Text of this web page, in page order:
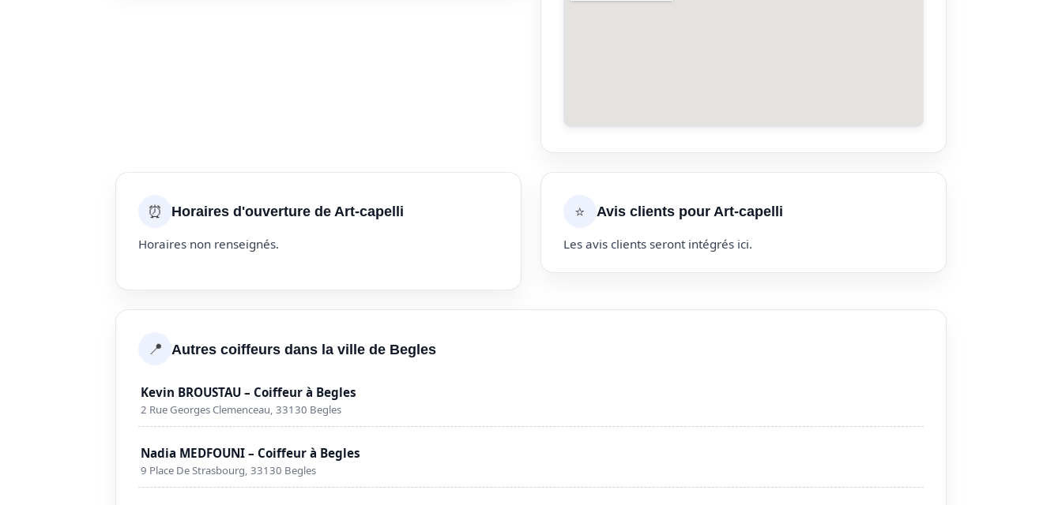
⏰ Horaires d'ouverture de Art-capelli
Horaires non renseignés.
⭐ Avis clients pour Art-capelli
Les avis clients seront intégrés ici.
📍 Autres coiffeurs dans la ville de Begles
Kevin BROUSTAU – Coiffeur à Begles
2 Rue Georges Clemenceau, 33130 Begles
Nadia MEDFOUNI – Coiffeur à Begles
9 Place De Strasbourg, 33130 Begles